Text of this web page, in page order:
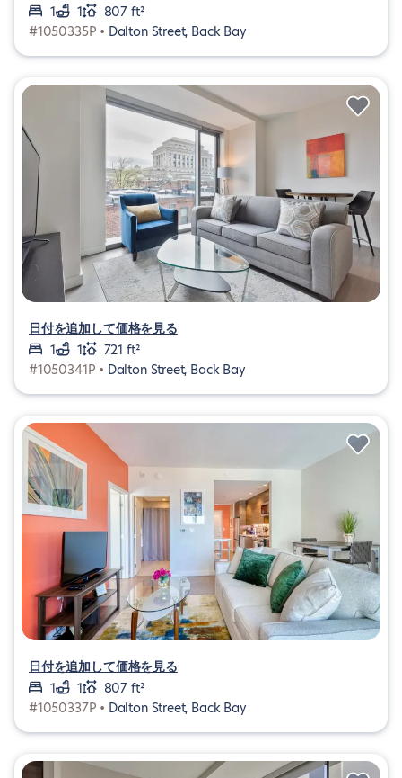
1
1
807 ft²
#1050335P • Dalton Street, Back Bay
日付を追加して価格を見る
1
1
721 ft²
#1050341P • Dalton Street, Back Bay
日付を追加して価格を見る
1
1
807 ft²
#1050337P • Dalton Street, Back Bay